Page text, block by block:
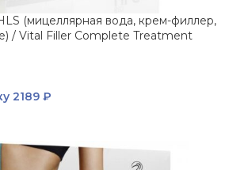
(мицеллярная вода, крем-филлер,
/ Vital Filler Complete Treatment
2189 ₽